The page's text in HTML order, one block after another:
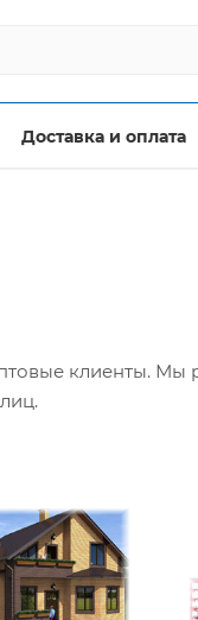
Доставка и оплата
клиенты. Мы